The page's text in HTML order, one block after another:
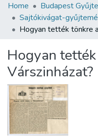
Communities &
All of DSpace
About us
Home Budapest
Sajtókivágat-
Hogyan
Várszinházat?